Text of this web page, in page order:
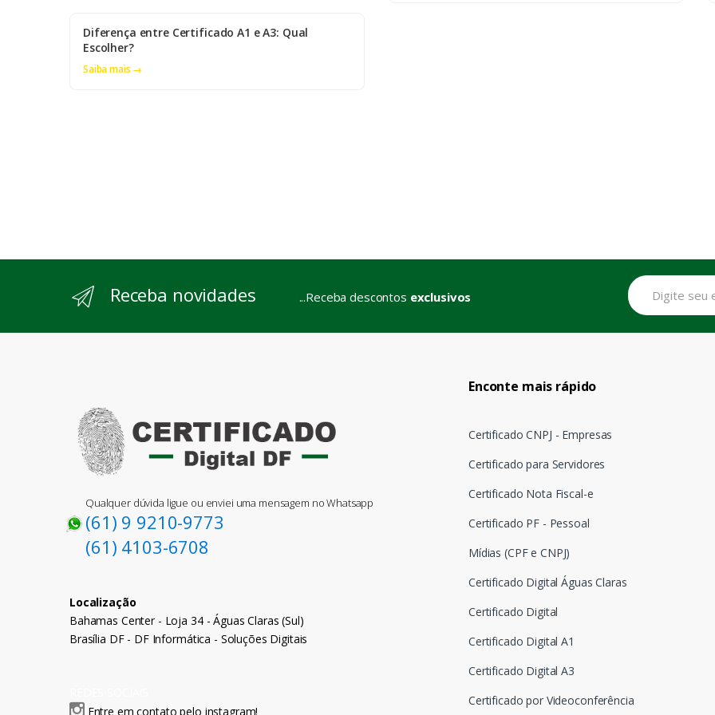
Diferença entre Certificado A1 e A3: Qual
Escolher?
Saiba mais →
Receba novidades ...Receba descontos exclusivos
Enconte mais rápido
Certificado CNPJ - Empresas
Certificado para Servidores
Certificado Nota Fiscal-e
Certificado PF - Pessoal
Mídias (CPF e CNPJ)
Certificado Digital Águas Claras
Certificado Digital
Certificado Digital A1
Certificado Digital A3
Certificado por Videoconferência
Qualquer dúvida ligue ou enviei uma mensagem no Whatsapp
(61) 9 9210-9773
(61) 4103-6708
Localização
Bahamas Center - Loja 34 - Águas Claras (Sul)
Brasília DF - DF Informática - Soluções Digitais
Entre em contato pelo instagram!